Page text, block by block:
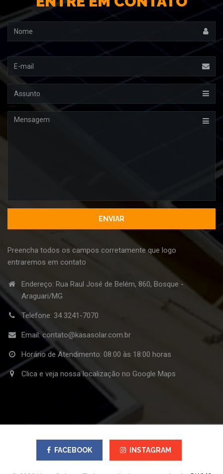
Nome
Email
Assunto
Mensagem
Preencha todos os campos corretamente que logo
entraremos em contato
Endereço: Rua Raul José de Belém, 860, Bosque -
Araguari/MG
Telefone: 34 3241-7070
Email:contato@kasasolar.com.br
Horário de Atendimento: 08:00 às 18:00 horas
Clica e veja nossa localização no Google Maps
FACEBOOK INSTAGRAM